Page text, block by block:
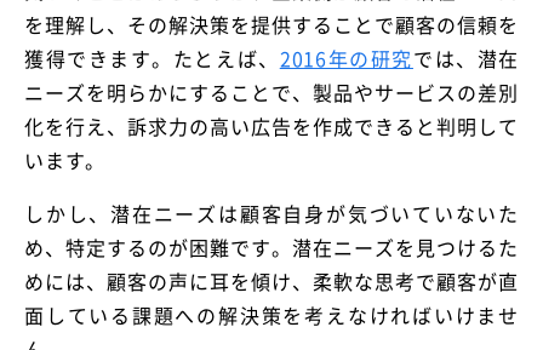
を理解し、その解決策を提供することで顧客の信頼を
獲得できます。たとえば、 2016年の研究では、潜在
ニーズを明らかにすることで、製品やサービスの差別
化を行え、訴求力の高い広告を作成できると判明して
います。
しかし、潜在ニーズは顧客自身が気づいていないた
め、特定するのが困難です。潜在ニーズを見つけるた
めには、顧客の声に耳を傾け、柔軟な思考で顧客が直
面している課題への解決策を考えなければいけませ